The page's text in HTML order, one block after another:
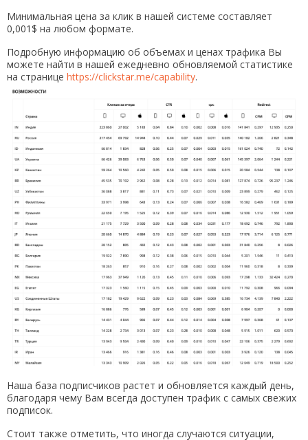
Минимальная цена за клик в нашей системе составляет
0,001$ на любом формате.
Подробную информацию об объемах и ценах трафика Вы
можете найти в нашей ежедневно обновляемой статистике
на странице https://clickstar.me/capability.
Наша база подписчиков растет и обновляется каждый день,
благодаря чему Вам всегда доступен трафик с самых свежих
подписок.
Стоит также отметить, что иногда случаются ситуации,